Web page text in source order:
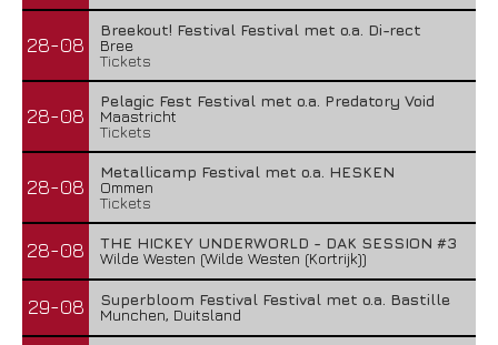
28-08
Breekout! Festival Festival met o.a. Di-rect
Bree
Tickets
28-08
Pelagic Fest Festival met o.a. Predatory Void
Maastricht
Tickets
28-08
Metallicamp Festival met o.a. HESKEN
Ommen
Tickets
28-08
THE HICKEY UNDERWORLD - DAK SESSION #3
Wilde Westen (Wilde Westen (Kortrijk))
29-08
Superbloom Festival Festival met o.a. Bastille
Munchen, Duitsland